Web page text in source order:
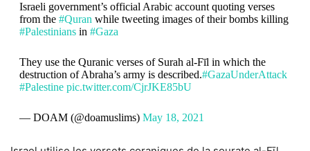
Israeli government’s official Arabic account quoting verses
from the #Quran while tweeting images of their bombs killing
#Palestiniansin #Gaza
They use the Quranic verses of Surah al-Fīl in which the
destruction of Abraha’s army is described.#GazaUnderAttack
#Palestine pic.twitter.com/CjrJKE85bU
— DOAM (@doamuslims) May 18, 2021